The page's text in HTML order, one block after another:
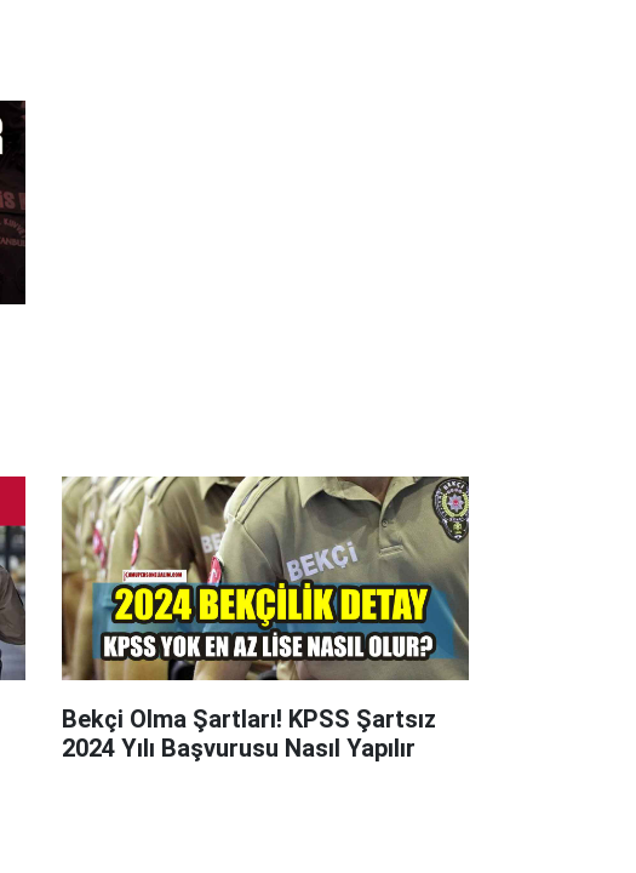
Bekçi Olma Şartları! KPSS Şartsız
2024 Yılı Başvurusu Nasıl Yapılır